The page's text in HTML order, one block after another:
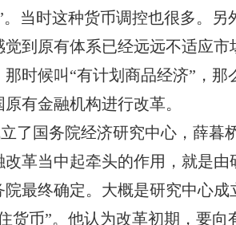
。当时这种货币调控也很多。
到原有体系已经远远不适应
时候叫“有计划商品经济”，
有金融机构进行改革。
了国务院经济研究中心，薛
革当中起牵头的作用，就是
最终确定。大概是研究中心
货币”。他认为改革初期，要